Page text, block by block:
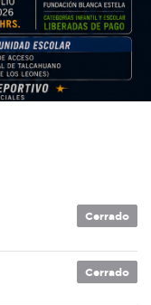
Cerrado
Cerrado